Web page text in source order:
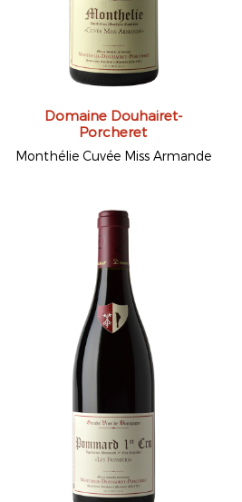
Domaine Douhairet-
Porcheret
Monthélie Cuvée Miss Armande